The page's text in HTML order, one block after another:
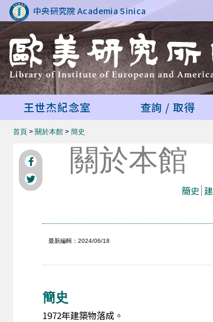
中央研究院 Academia Sinica
王世杰紀念室 查詢 / 取得
首頁 > 關於本館 > 簡史
關於本館
簡史
最新編輯：2024/06/18
簡史
1972年建築物落成。